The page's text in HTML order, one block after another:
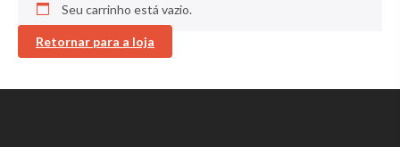
Seu carrinho está vazio.
Retornar para a loja